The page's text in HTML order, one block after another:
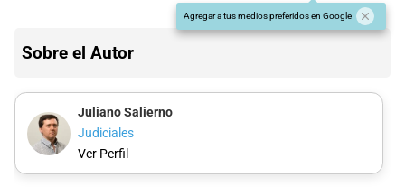
Agregar a tus medios preferidos en Google
Sobre el Autor
Juliano Salierno
Judiciales
Ver Perfil